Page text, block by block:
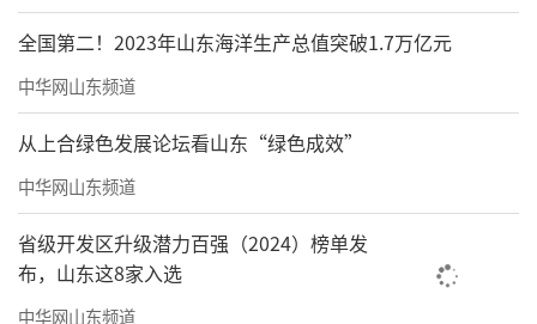
全国第二！2023年山东海洋生产总值突破1.7万亿元
中华网山东频道
从上合绿色发展论坛看山东“绿色成效”
中华网山东频道
省级开发区升级潜力百强（2024）榜单发
布，山东这8家入选
中华网山东频道